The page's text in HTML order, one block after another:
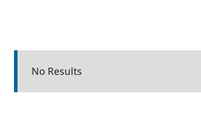
No Results